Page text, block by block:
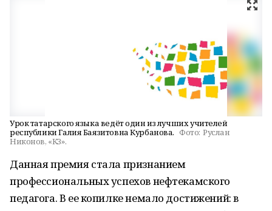
Урок татарского языка ведёт один из лучших учителей
республики Галия Баязитовна Курбанова. Фото: Руслан
Никонов, «КЗ».
Данная премия стала признанием
профессиональных успехов нефтекамского
педагога. В ее копилке немало достижений: в